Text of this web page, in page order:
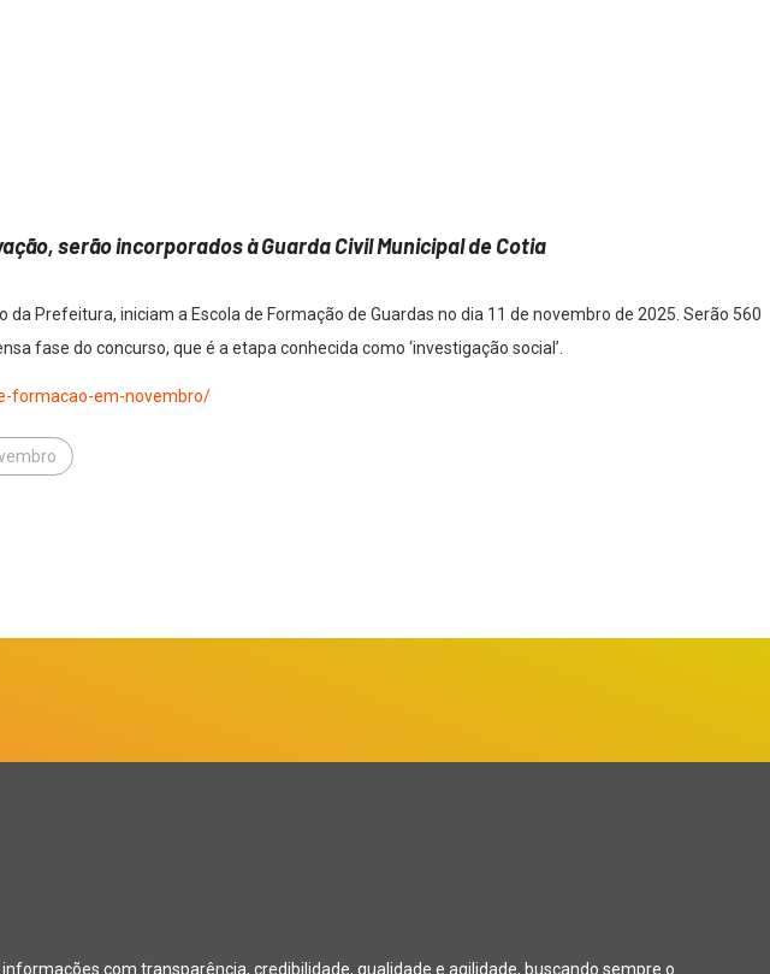
serão incorporados à Guarda Civil Municipal de Cotia
Prefeitura, iniciam a Escola de Formação de Guardas no dia 11 de novembro de 2025. Serão 560
fase do concurso, que é a etapa conhecida como ‘investigação social’.
formacao-em-novembro/
com transparência, credibilidade, qualidade e agilidade, buscando sempre o